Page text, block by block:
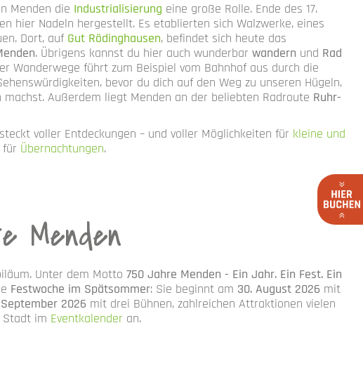
Menden die Industrialisierung eine große Rolle. Ende des 17.
hier Nadeln hergestellt. Es etablierten sich Walzwerke, eines
Dort, auf Gut Rödinghausen, befindet sich heute das
. Übrigens kannst du hier auch wunderbar wandern und Rad
Wanderwege führt zum Beispiel vom Bahnhof aus durch die
bevor du dich auf den Weg zu unseren Hügeln,
machst. Außerdem liegt Menden an der beliebten Radroute Ruhr-
voller Entdeckungen – und voller Möglichkeiten für kleine und
Übernachtungen.
Menden
Unter dem Motto 750 Jahre Menden - Ein Jahr. Ein Fest. Ein
Festwoche im Spätsommer: Sie beginnt am 30. August 2026 mit
2026 mit drei Bühnen, zahlreichen Attraktionen vielen
Stadt im Eventkalender an.